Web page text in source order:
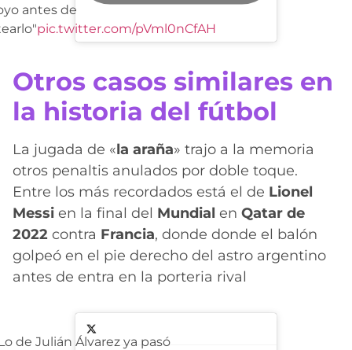
antes de
pic.twitter.com/pVml0nCfAH
Otros casos similares en
la historia del fútbol
La jugada de «la araña» trajo a la memoria
otros penaltis anulados por doble toque.
Entre los más recordados está el de Lionel
Messi en la final del Mundial en Qatar de
2022 contra Francia, donde donde el balón
golpeó en el pie derecho del astro argentino
antes de entra en la porteria rival
de Julián Álvarez ya pasó